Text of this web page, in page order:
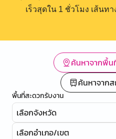
เร็วสุดใน 1 ชั่วโมง เส้น
ค้นหาจากพื้น
ค้นหาจาก
พื้นที่สะดวกรับงาน
เลือกจังหวัด
เลือกอำเภอ/เขต